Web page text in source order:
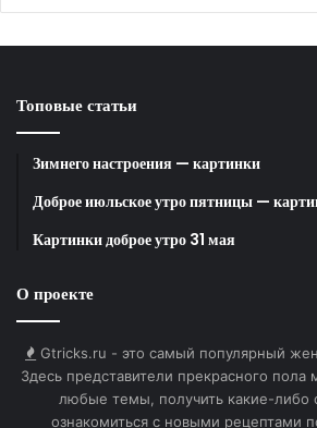
Топовые статьи
Зимнего настроения — картинки
Доброе июльское утро пятницы —
Картинки доброе утро 31 мая
О проекте
Gtricks.ru - это самый популярный
Здесь представители прекрасного пола
любые темы, получить какие-либо
ознакомиться с новыми рецептами